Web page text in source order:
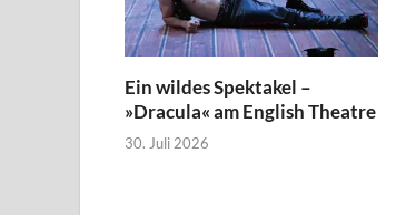
Ein wildes Spektakel –
»Dracula« am English Theatre
30. Juli 2026